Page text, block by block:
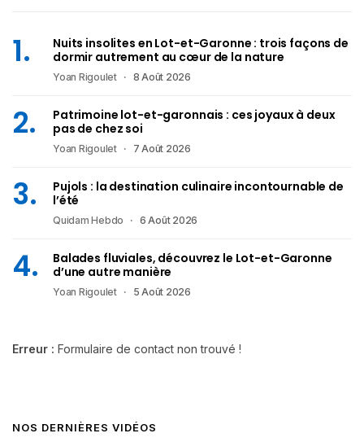
Nuits insolites en Lot-et-Garonne : trois façons de
dormir autrement au cœur de la nature
Yoan Rigoulet 8 Août 2026
Patrimoine lot-et-garonnais : ces joyaux à deux
pas de chez soi
Yoan Rigoulet 7 Août 2026
Pujols : la destination culinaire incontournable de
l’été
Quidam Hebdo 6 Août 2026
Balades fluviales, découvrez le Lot-et-Garonne
d’une autre manière
Yoan Rigoulet 5 Août 2026
Erreur : Formulaire de contact non trouvé !
NOS DERNIÈRES VIDÉOS